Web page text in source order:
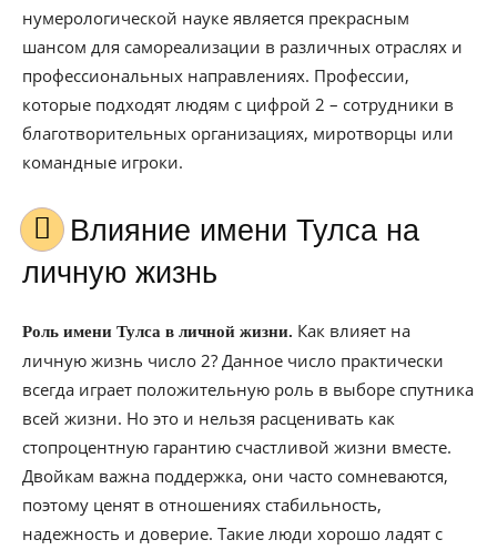
нумерологической науке является прекрасным
шансом для самореализации в различных отраслях и
профессиональных направлениях. Профессии,
которые подходят людям с цифрой 2 – сотрудники в
благотворительных организациях, миротворцы или
командные игроки.
Влияние имени Тулса на
личную жизнь
Роль имени Тулса в личной жизни. Как влияет на
личную жизнь число 2? Данное число практически
всегда играет положительную роль в выборе спутника
всей жизни. Но это и нельзя расценивать как
стопроцентную гарантию счастливой жизни вместе.
Двойкам важна поддержка, они часто сомневаются,
поэтому ценят в отношениях стабильность,
надежность и доверие. Такие люди хорошо ладят с